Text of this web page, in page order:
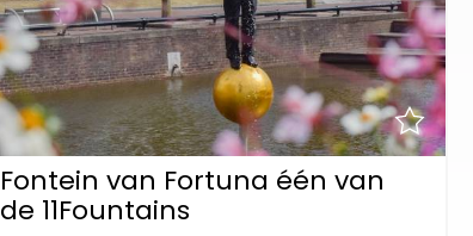
Fontein van Fortuna één van
de 11Fountains